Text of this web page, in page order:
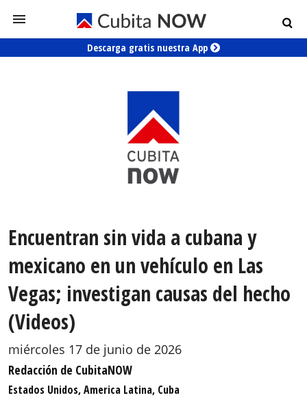
Descarga gratis nuestra App
Encuentran sin vida a cubana y
mexicano en un vehículo en Las
Vegas; investigan causas del hecho
(Videos)
miércoles 17 de junio de 2026
Redacción de CubitaNOW
Estados Unidos, America Latina, Cuba